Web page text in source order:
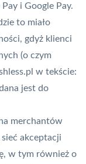
Pay i Google Pay.
to miało
gdyż klienci
(o czym
w tekście:
jest do
merchantów
sieć akceptacji
w tym również o